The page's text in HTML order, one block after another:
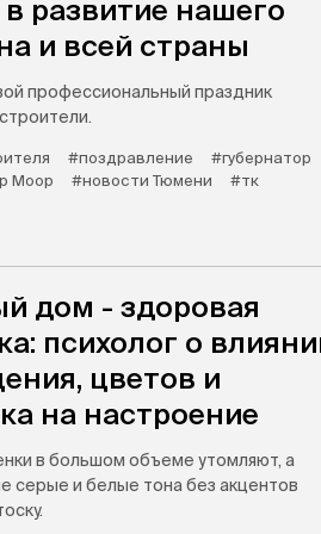
в развитие нашего
и всей страны
профессиональный праздник
#поздравление
#губернатор
Моор
#новости Тюмени #тк
дом - здоровая
психолог о
цветов и
на настроение
в большом объеме утомляют, а
серые и белые тона без акцентов